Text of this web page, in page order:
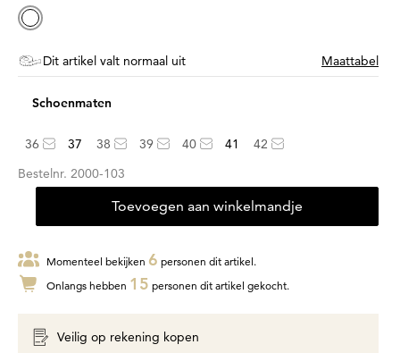
Dit artikel valt normaal uit Maattabel
Schoenmaten
36 37 38 39 40 41
42
Bestelnr. 2000-103
Toevoegen aan winkelmandje
Momenteel bekijken 6 personen dit artikel.
Onlangs hebben 15 personen dit artikel gekocht.
Veilig op rekening kopen